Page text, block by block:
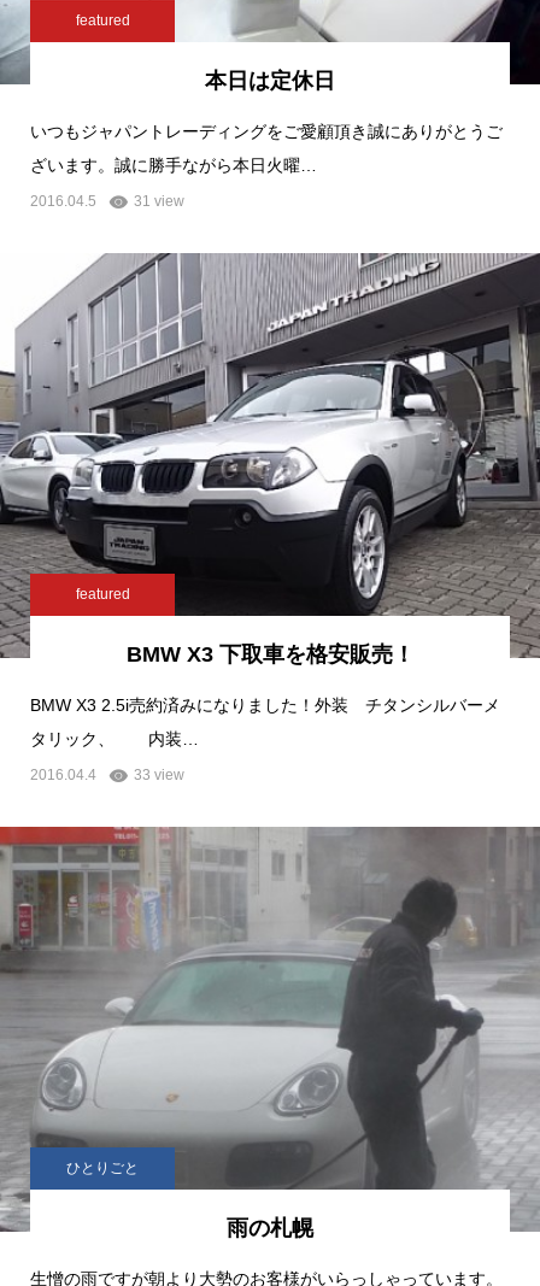
featured
本日は定休日
いつもジャパントレーディングをご愛顧頂き誠にありがとうご
ざいます。誠に勝手ながら本日火曜…
2016.04.5 31 view
featured
BMW X3 下取車を格安販売！
BMW X3 2.5i売約済みになりました！外装 チタンシルバーメ
タリック、 内装…
2016.04.4 33 view
ひとりごと
雨の札幌
生憎の雨ですが朝より大勢のお客様がいらっしゃっています。